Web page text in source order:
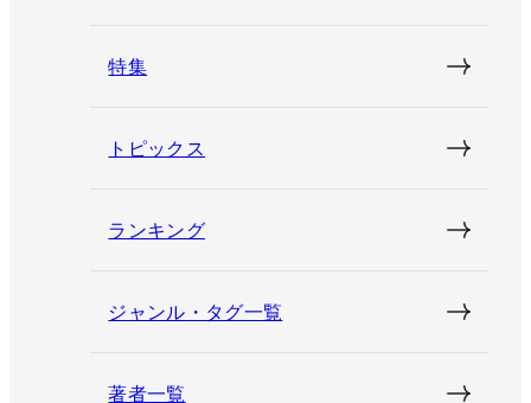
特集
トピックス
ランキング
ジャンル・タグ一覧
著者一覧